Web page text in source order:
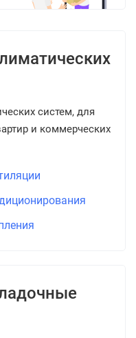
систем, для
и коммерческих